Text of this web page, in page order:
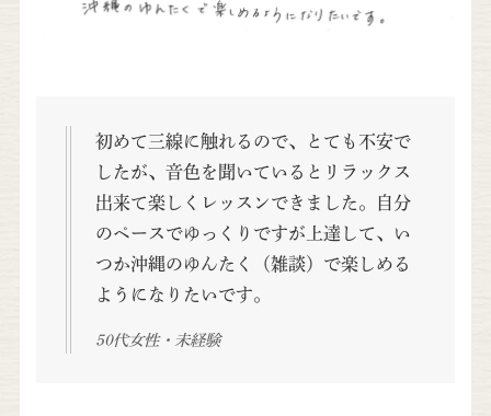
初めて三線に触れるので、とても不安で
したが、音色を聞いているとリラックス
出来て楽しくレッスンできました。自分
のペースでゆっくりですが上達して、い
つか沖縄のゆんたく（雑談）で楽しめる
ようになりたいです。
50代女性・未経験